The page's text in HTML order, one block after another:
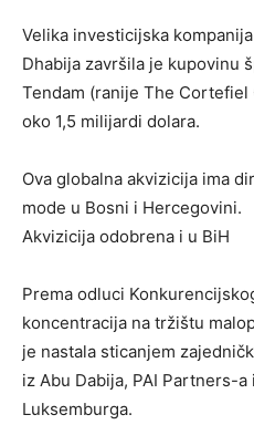
Velika investicijska
Dhabija završila je kupovinu
Tendam (ranije The
oko 1,5 milijardi dolara.
Ova globalna akvizicija ima
mode u Bosni i Hercegovini.
Akvizicija odobrena i u BiH
Prema odluci
koncentracija na tržištu
je nastala sticanjem
iz Abu Dabija, PAI Partners-
Luksemburga.